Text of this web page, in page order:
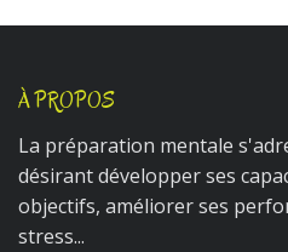
À PROPOS
La préparation mentale
désirant développer ses
objectifs, améliorer ses
stress...